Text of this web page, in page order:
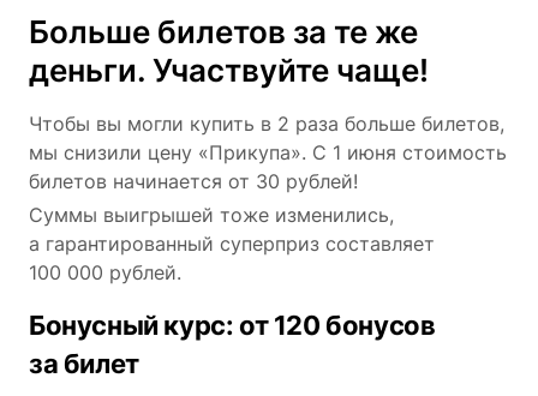
Больше билетов за те же
деньги. Участвуйте чаще!
Чтобы вы могли купить в 2 раза больше билетов,
мы снизили цену «Прикупа». С 1 июня стоимость
билетов начинается от 30 рублей!
Суммы выигрышей тоже изменились,
а гарантированный суперприз составляет
100 000 рублей.
Бонусный курс: от 120 бонусов
за билет